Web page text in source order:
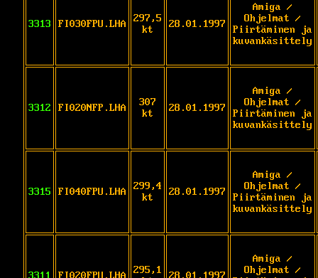
3313 FI030FPU.LHA
297,5
kt
28.01.1997
Amiga /
Ohjelmat /
Piirtäminen ja
kuvankäsittely
3312 FI020NFP.LHA
307
kt
28.01.1997
Amiga /
Ohjelmat /
Piirtäminen ja
kuvankäsittely
3315 FI040FPU.LHA
299,4
kt
28.01.1997
Amiga /
Ohjelmat /
Piirtäminen ja
kuvankäsittely
295,1
Amiga /
Ohjelmat /